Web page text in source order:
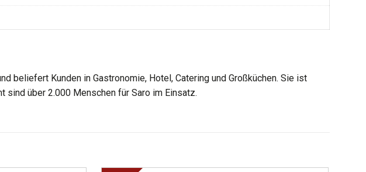
beliefert Kunden in Gastronomie, Hotel, Catering und Großküchen. Sie ist
über 2.000 Menschen für Saro im Einsatz.